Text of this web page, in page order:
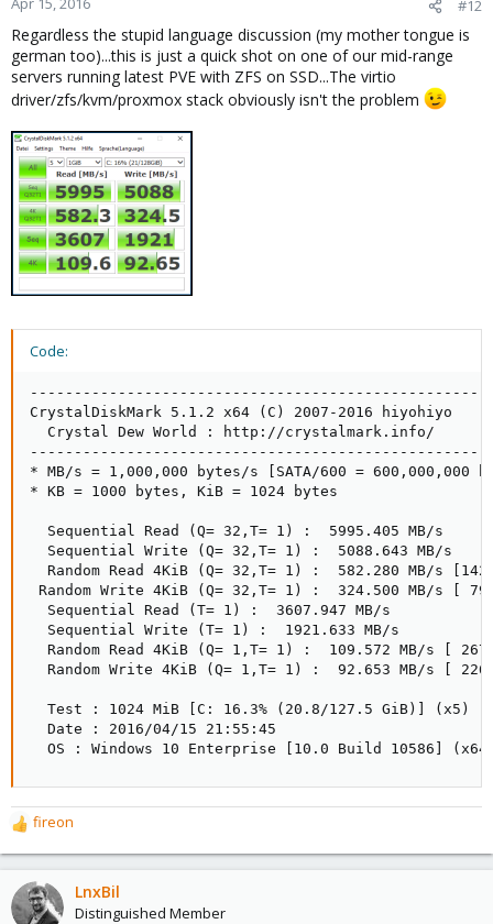
:
#12
Regardless the stupid language discussion (my mother tongue is
german too)...this is just a quick shot on one of our mid-range
servers running latest PVE with ZFS on SSD...The virtio
driver/zfs/kvm/proxmox stack obviously isn't the problem
Code:
CrystalDiskMark 5.1.2 x64 (C) 2007-2016 hiyohiyo
  Crystal Dew World : http://crystalmark.info/
* MB/s = 1,000,000 bytes/s [SATA/600 = 600,000,000
* KB = 1000 bytes, KiB = 1024 bytes
  Sequential Read (Q= 32,T= 1) :  5995.405 MB/s
  Sequential Write (Q= 32,T= 1) :  5088.643 MB/s
Random Read 4KiB (Q= 32,T= 1) :  582.280 MB/s
Random Write 4KiB (Q= 32,T= 1) :  324.500 MB/s [
  Sequential Read (T= 1) :  3607.947 MB/s
  Sequential Write (T= 1) :  1921.633 MB/s
Random Read 4KiB (Q= 1,T= 1) :  109.572 MB/s [
Random Write 4KiB (Q= 1,T= 1) :  92.653 MB/s [
Test : 1024 MiB [C: 16.3% (20.8/127.5 GiB)] (x5)
  Date : 2016/04/15 21:55:45
OS : Windows 10 Enterprise [10.0 Build 10586]
R
e
a
c
t
fireon
LnxBil
Distinguished Member